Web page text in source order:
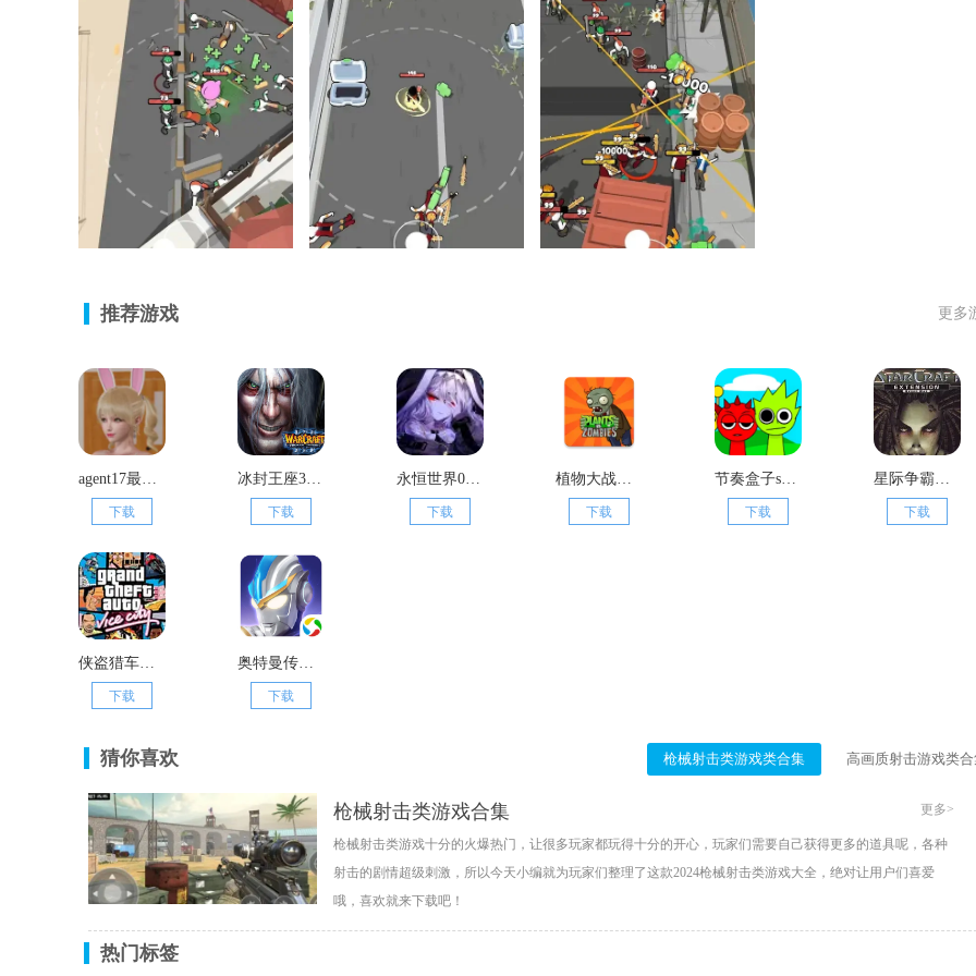
推荐游戏 更多
agent17最新版本
下载
冰封王座3单机版
下载
永恒世界0.75汉化版
下载
植物大战僵尸杂交版
下载
节奏盒子sprunki模组
下载
星际争霸单机版1.08版本
下载
侠盗猎车手罪恶都市电脑版
下载
奥特曼传奇英雄天诺奥传1.92存档版
下载
猜你喜欢 枪械射击类游戏类合集 高画质射击游戏类
枪械射击类游戏合集 更多>
枪械射击类游戏十分的火爆热门，让很多玩家都玩得十分的开心，玩家们需要自己获得更多的道具呢，各种
射击的剧情超级刺激，所以今天小编就为玩家们整理了这款2024枪械射击类游戏大全，绝对让用户们喜爱
哦，喜欢就来下载吧！
热门标签